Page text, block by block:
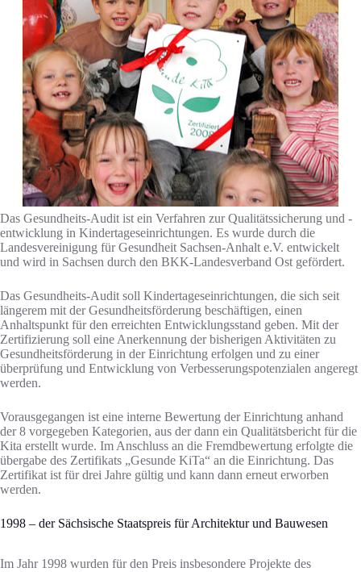
Das Gesundheits-Audit ist ein Verfahren zur Qualitätssicherung und -
entwicklung in Kindertageseinrichtungen. Es wurde durch die
Landesvereinigung für Gesundheit Sachsen-Anhalt e.V. entwickelt
und wird in Sachsen durch den BKK-Landesverband Ost gefördert.
Das Gesundheits-Audit soll Kindertageseinrichtungen, die sich seit
längerem mit der Gesundheitsförderung beschäftigen, einen
Anhaltspunkt für den erreichten Entwicklungsstand geben. Mit der
Zertifizierung soll eine Anerkennung der bisherigen Aktivitäten zu
Gesundheitsförderung in der Einrichtung erfolgen und zu einer
überprüfung und Entwicklung von Verbesserungspotenzialen angeregt
werden.
Vorausgegangen ist eine interne Bewertung der Einrichtung anhand
der 8 vorgegeben Kategorien, aus der dann ein Qualitätsbericht für die
Kita erstellt wurde. Im Anschluss an die Fremdbewertung erfolgte die
übergabe des Zertifikats „Gesunde KiTa“ an die Einrichtung. Das
Zertifikat ist für drei Jahre gültig und kann dann erneut erworben
werden.
1998 – der Sächsische Staatspreis für Architektur und Bauwesen
Im Jahr 1998 wurden für den Preis insbesondere Projekte des